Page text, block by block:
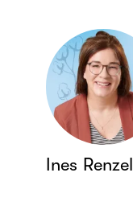
Ines Renzel